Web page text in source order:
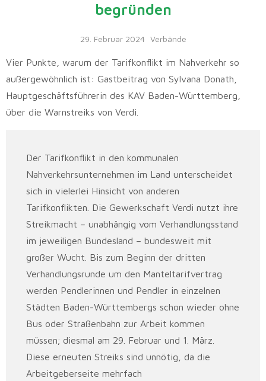
begründen
29. Februar 2024 Verbände
Vier Punkte, warum der Tarifkonflikt im Nahverkehr so
außergewöhnlich ist: Gastbeitrag von Sylvana Donath,
Hauptgeschäftsführerin des KAV Baden-Württemberg,
über die Warnstreiks von Verdi.
Der Tarifkonflikt in den kommunalen
Nahverkehrsunternehmen im Land unterscheidet
sich in vielerlei Hinsicht von anderen
Tarifkonflikten. Die Gewerkschaft Verdi nutzt ihre
Streikmacht – unabhängig vom Verhandlungsstand
im jeweiligen Bundesland – bundesweit mit
großer Wucht. Bis zum Beginn der dritten
Verhandlungsrunde um den Manteltarifvertrag
werden Pendlerinnen und Pendler in einzelnen
Städten Baden-Württembergs schon wieder ohne
Bus oder Straßenbahn zur Arbeit kommen
müssen; diesmal am 29. Februar und 1. März.
Diese erneuten Streiks sind unnötig, da die
Arbeitgeberseite mehrfach